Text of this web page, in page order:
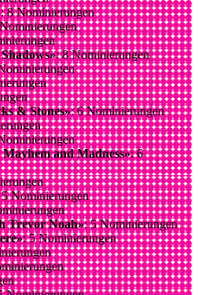
: 8 Nominierungen
: 8 Nominierungen
& Stones»: 6 Nominierungen
and Madness»: 6
Nominierungen
Trevor Noah»: 5 Nominierungen
: 5 Nominierungen